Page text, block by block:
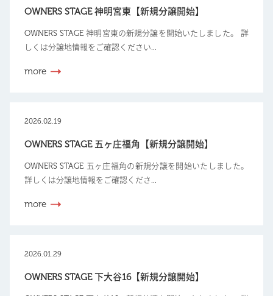
OWNERS STAGE 神明宮東【新規分譲開始】
OWNERS STAGE 神明宮東の新規分譲を開始いたしました。 詳
しくは分譲地情報をご確認ください...
more
2026.02.19
OWNERS STAGE 五ヶ庄福角【新規分譲開始】
OWNERS STAGE 五ヶ庄福角の新規分譲を開始いたしました。
詳しくは分譲地情報をご確認くださ...
more
2026.01.29
OWNERS STAGE 下大谷16【新規分譲開始】